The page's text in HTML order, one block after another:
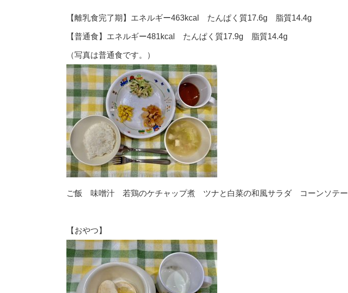
【離乳食完了期】エネルギー463kcal たんぱく質17.6g 脂質14.4g
【普通食】エネルギー481kcal たんぱく質17.9g 脂質14.4g
（写真は普通食です。）
ご飯 味噌汁 若鶏のケチャップ煮 ツナと白菜の和風サラダ コーンソテー
【おやつ】